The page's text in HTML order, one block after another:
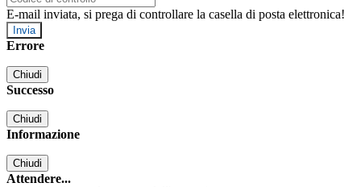
E-mail inviata, si prega di controllare la casella di posta elettronica!
Errore
Chiudi
Successo
Chiudi
Informazione
Chiudi
Attendere...